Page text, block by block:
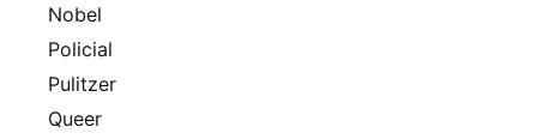
Nobel
Policial
Pulitzer
Queer